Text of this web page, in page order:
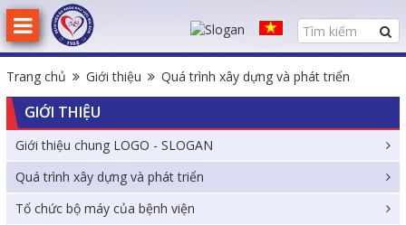
Trang chủ Giới thiệu Quá trình xây dựng và phát triển
GIỚI THIỆU
Giới thiệu chung LOGO - SLOGAN
Quá trình xây dựng và phát triển
Tổ chức bộ máy của bệnh viện